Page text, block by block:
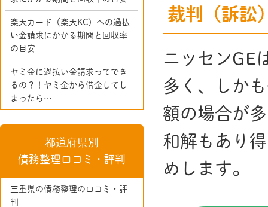
裁判（訴訟
ニッセンGE
多く、しか
額の場合が
和解もあり
めします。
楽天カード（楽天KC）への過払
い金請求にかかる期間と回収率
の目安
ヤミ金に過払い金請求ってでき
るの？！ヤミ金から借金してし
まったら…
都道府県別
債務整理口コミ・評判
三重県の債務整理の口コミ・評
判